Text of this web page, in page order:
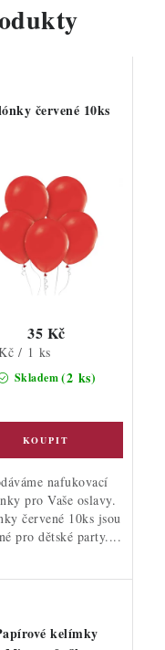
červené 10ks
Skladem(2 ks)
35 Kč
/ 1 ks
nafukovací
pro Vaše oslavy.
červené 10ks jsou
pro dětské party....
kelímky